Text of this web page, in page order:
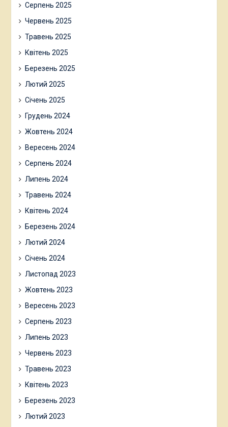
Серпень 2025
Червень 2025
Травень 2025
Квітень 2025
Березень 2025
Лютий 2025
Січень 2025
Грудень 2024
Жовтень 2024
Вересень 2024
Серпень 2024
Липень 2024
Травень 2024
Квітень 2024
Березень 2024
Лютий 2024
Січень 2024
Листопад 2023
Жовтень 2023
Вересень 2023
Серпень 2023
Липень 2023
Червень 2023
Травень 2023
Квітень 2023
Березень 2023
Лютий 2023